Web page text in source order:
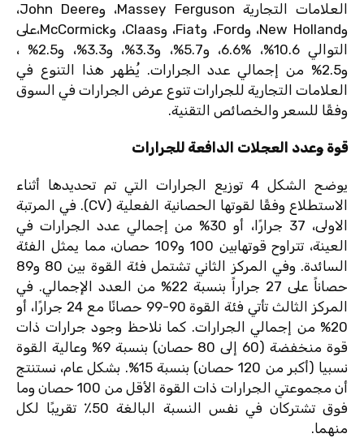
العلامات التجارية Massey Ferguson، وJohn Deere،
وNew Holland، وFord، وFiat، وClaas، وMcCormick،على
التوالي 10.6%، %6.6، و5.7%، و3.3%، و3.3%، و2.5% ،
و2.5% من إجمالي عدد الجرارات. يُظهر هذا التنوع في
العلامات التجارية للجرارات تنوع عرض الجرارات في السوق
وفقًا للسعر والخصائص التقنية.
قوة وعدد العجلات الدافعة للجرارات
يوضح الشكل 4 توزيع الجرارات التي تم تحديدها أثناء
الاستطلاع وفقًا لقوتها الحصانية الفعلية (CV). في المرتبة
الاولى، 37 جرارًا، أو 30% من إجمالي عدد الجرارات في
العينة، تتراوح قوتهابين 100 و109 حصان، مما يمثل الفئة
السائدة. وفي المركز الثاني تشتمل فئة القوة بين 80 و89
حصاناً على 27 جراراً بنسبة 22% من العدد الإجمالي. في
المركز الثالث تأتي فئة القوة 90-99 حصانًا مع 24 جرارًا، أو
20% من إجمالي الجرارات. كما نلاحظ وجود جرارات ذات
قوة منخفضة (60 إلى 80 حصان) بنسبة 9% وعالية القوة
نسبيا (أكبر من 120 حصان) بنسبة 15%. بشكل عام، نستنتج
أن مجموعتي الجرارات ذات القوة الأقل من 100 حصان وما
فوق تشتركان في نفس النسبة البالغة 50٪ تقريبًا لكل
منهما.